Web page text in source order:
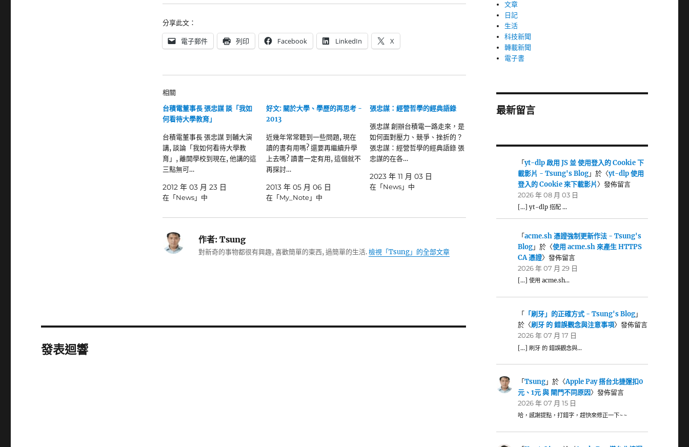
分享此文：
電子郵件 列印 Facebook LinkedIn X
相關
台積電董事長 張忠謀 談「我如
何看待大學教育」
台積電董事長 張忠謀 到輔大演
講, 談論「我如何看待大學教
育」, 離開學校到現在, 他講的這
三點無可…
2012 年 03 月 23 日
在「News」中
好文: 關於大學、學歷的再思考 -
2013
近幾年常常聽到一些問題, 現在
讀的書有用嗎? 還要再繼續升學
上去嗎? 讀書一定有用, 這個就不
再探討…
2013 年 05 月 06 日
在「My_Note」中
張忠謀：經營哲學的經典語錄
張忠謀 創辦台積電一路走來，是
如何面對壓力、競爭、挫折的？
張忠謀：經營哲學的經典語錄 張
忠謀的在各…
2023 年 11 月 03 日
在「News」中
作者:Tsung
對新奇的事物都很有興趣, 喜歡簡單的東西, 過簡單的生活.檢視「Tsung」的全部文章
發表迴響
文章
日記
生活
科技新聞
轉載新聞
電子書
最新留言
「yt-dlp 啟用 JS 並 使用登入的 Cookie 下
載影片 - Tsung's Blog」於〈yt-dlp 使用
登入的 Cookie 來下載影片〉發佈留言
2026 年 08 月 03 日
[…] yt-dlp 搭配 …
「acme.sh 憑證強制更新作法 - Tsung's
Blog」於〈使用 acme.sh 來產生 HTTPS
CA 憑證〉發佈留言
2026 年 07 月 29 日
[…] 使用 acme.sh…
「 「刷牙」的正確方式 - Tsung's Blog」
於〈刷牙 的 錯誤觀念與注意事項〉發佈留言
2026 年 07 月 17 日
[…] 刷牙 的 錯誤觀念與…
「Tsung」於〈Apple Pay 搭台北捷運扣0
元、1元 與 閘門不同原因〉發佈留言
2026 年 07 月 15 日
哈，感謝提點，打錯字，趕快來修正一下~~